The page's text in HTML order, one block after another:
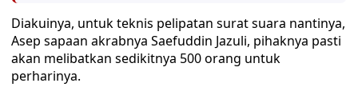
Diakuinya, untuk teknis pelipatan surat suara nantinya,
Asep sapaan akrabnya Saefuddin Jazuli, pihaknya pasti
akan melibatkan sedikitnya 500 orang untuk
perharinya.